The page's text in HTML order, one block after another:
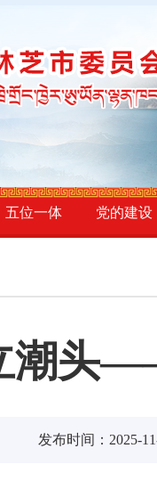
五位一体 党的建设
潮头
发布时间：2025-